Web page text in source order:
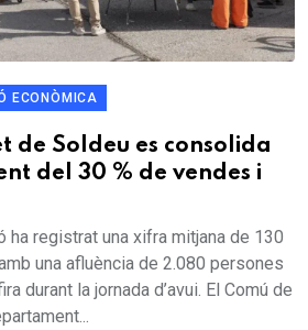
ECONÒMICA
de Soldeu es consolida
del 30 % de vendes i
ha registrat una xifra mitjana de 130
una afluència de 2.080 persones
durant la jornada d’avui. El Comú de